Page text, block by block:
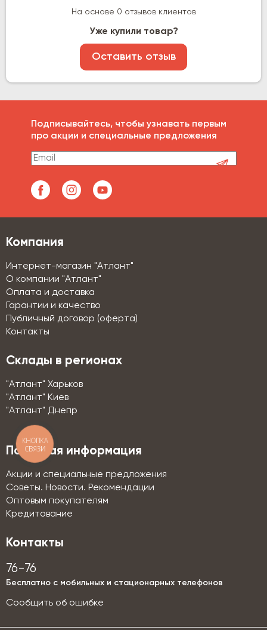
На основе 0 отзывов клиентов
Уже купили товар?
Оставить отзыв
Подписывайтесь, чтобы узнавать первым
про акции и специальные предложения
Компания
Интернет-магазин "Атлант"
О компании "Атлант"
Оплата и доставка
Гарантии и качество
Публичный договор (оферта)
Контакты
Склады в регионах
"Атлант" Харьков
"Атлант" Киев
"Атлант" Днепр
Полезная информация
Акции и специальные предложения
Советы. Новости. Рекомендации
Оптовым покупателям
Кредитование
Контакты
76-76
Бесплатно с мобильных и стационарных телефонов
Сообщить об ошибке
КНОПКА
СВЯЗИ